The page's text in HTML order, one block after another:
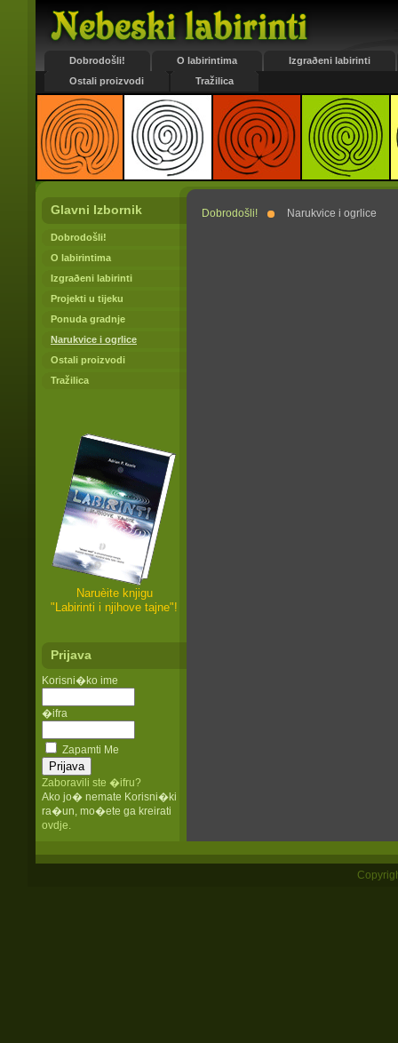
Dobrodošli! O labirintima
Izgraðeni labirinti
Ostali proizvodi
Tražilica
Glavni Izbornik
Dobrodošli!
O labirintima
Izgraðeni labirinti
Projekti u tijeku
Ponuda gradnje
Narukvice i ogrlice
Ostali proizvodi
Tražilica
Naruèite knjigu
"Labirinti i njihove tajne"!
Prijava
Korisni�ko ime
�ifra
Zapamti Me
Zaboravili ste �ifru?
Ako jo� nemate Korisni�ki
ra�un, mo�ete ga kreirati
ovdje.
Dobrodošli! Narukvice i ogrlice